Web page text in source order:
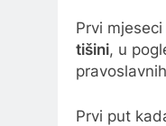
Prvi
tišini, u
Prvi put